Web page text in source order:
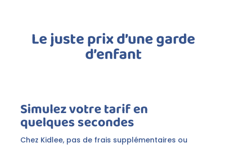
Le juste prix d’une garde
d’enfant
Simulez votre tarif en
quelques secondes
Chez Kidlee, pas de frais supplémentaires ou